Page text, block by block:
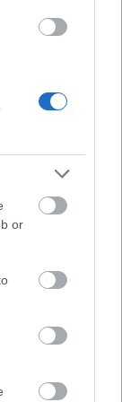
or